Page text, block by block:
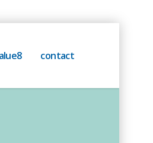
contact